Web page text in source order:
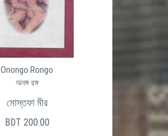
Ojogor (Okhondo)
অজগর
হরিপদ দত্ত
BDT 480.00